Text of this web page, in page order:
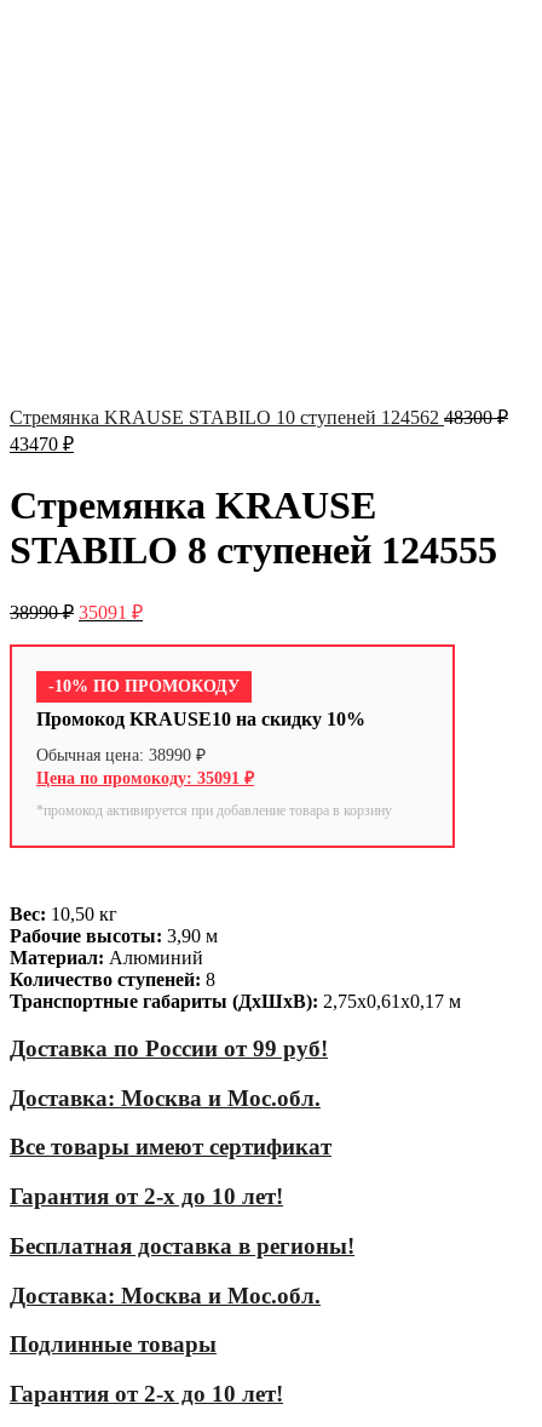
Стремянка KRAUSE STABILO 10 ступеней 124562 48300₽
43470 ₽
Стремянка KRAUSE
STABILO 8 ступеней 124555
38990₽ 35091 ₽
-10% ПО ПРОМОКОДУ
Промокод KRAUSE10 на скидку 10%
38990 ₽
35091 ₽
*промокод активируется при добавление товара в корзину
Вес: 10,50 кг
Рабочие высоты: 3,90 м
Материал: Алюминий
Количество ступеней: 8
Транспортные габариты (ДхШхВ): 2,75х0,61х0,17 м
Доставка по России от 99 руб!
Доставка: Москва и Мос.обл.
Все товары имеют сертификат
Гарантия от 2-х до 10 лет!
Бесплатная доставка в регионы!
Доставка: Москва и Мос.обл.
Подлинные товары
Гарантия от 2-х до 10 лет!